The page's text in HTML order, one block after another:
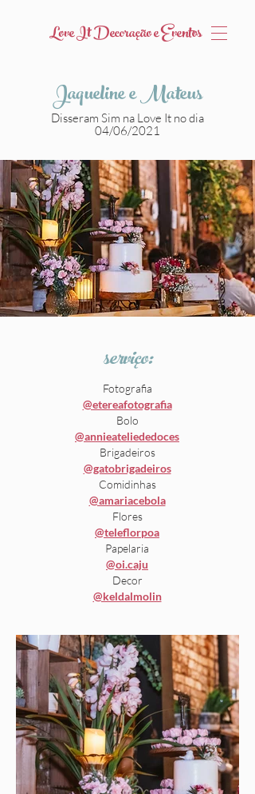
Love It Decoração e Eventos
serviço:
Fotografia
@etereafotografia
Bolo
@annieateliededoces
Brigadeiros
@gatobrigadeiros
Comidinhas
@amariacebola
Flores
@teleflorpoa
Papelaria
@oi.caju
Decor
@keldalmolin
Disseram Sim na Love It no dia
04/06/2021
Jaqueline e Mateus